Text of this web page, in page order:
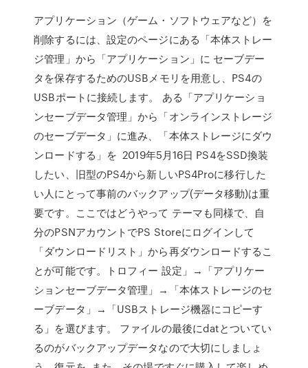
アプリケーション（ゲーム・ソフトウェアなど）を
削除するには、設定のページにある「本体ストレー
ジ管理」から「アプリケーション」に セーブデー
タを保存するためのUSBメモリを用意し、PS4の
USBポートに接続します。 ある「アプリケーショ
ンセーブデータ管理」から「オンラインストレージ
のセーブデータ」に進み、「本体ストレージにダウ
ンロードする」を 2019年5月16日 PS4をSSD換装
したい、旧型のPS4から新しいPS4Proに移行した
い人にとって事前のバックアップ(データ移動)は重
要です。ここではどうやって テーマも同様で、自
分のPSNアカウントでPS Storeにログインして
「ダウンロードリスト」から再ダウンロードするこ
とが可能です。トロフィー 設定」→「アプリケー
ションセーブデータ管理」→「本体ストレージのセ
ーブデータ」→「USBストレージ機器にコピーす
る」を選びます。 ファイルの最後にdatとついてい
るのがバックアップデータなので大切にしましょ